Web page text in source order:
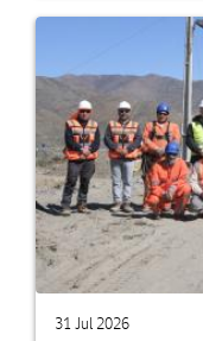
31 Jul 2026